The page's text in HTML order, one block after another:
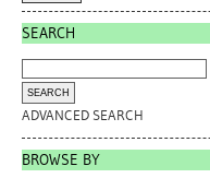
SEARCH
ADVANCED SEARCH
BROWSE BY